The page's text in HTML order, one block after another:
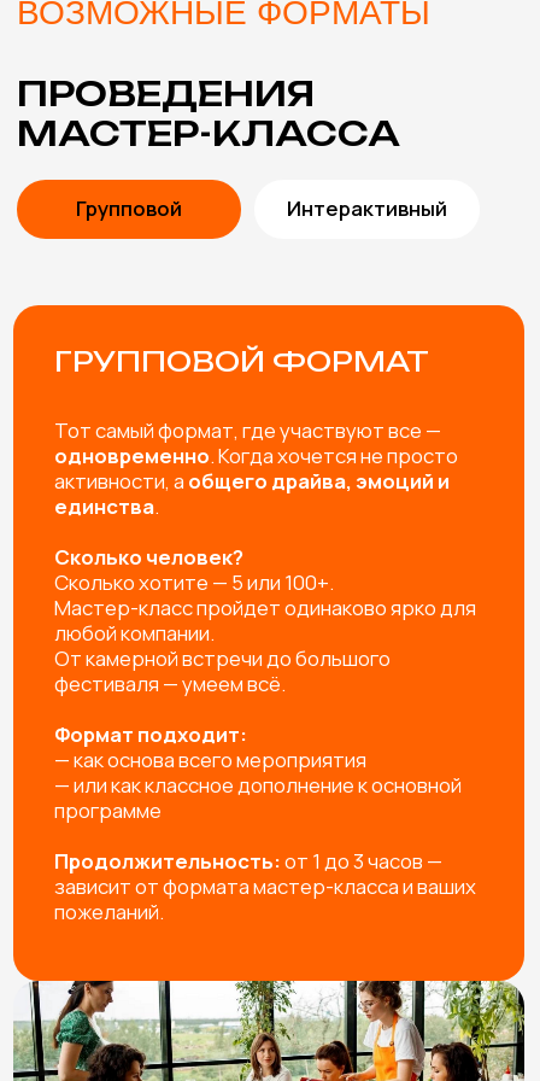
МАСТЕР-КЛАССА
ВКЛЮЧЕНЫ
ПОМОЩЬ В ВЫБОРЕ
Подберем мастер-классы с учетом особенностей
мероприятия и возраста участников. Либо
разработаем эксклюзивный мастер-класс под вашу
Согласуем и учтем все пожелания, от особенностей
материалов и тематики мероприятия до внешнего
вида мастеров.
ИНСТРУМЕНТЫ И
материалы для мастер-класса (с запасом, чтобы
хватило всем желающим)
ВЫЕЗД И РАБОТА МАСТЕРОВ
Профессиональные мастера не только пошагово
расскажут как сделать изделие, но и создадут
помогут каждому участнику.
УПАКОВКА ИЗДЕЛИЙ
Упаковываем готовые изделия в подарочный пакет
или коробочку, чтобы удобно было нести домой и,
при желании, подарить родным и близким
УБОРКА РАБОЧЕГО МЕСТА
Привозим защитную скатерть, фартуки, перчатки, а
после мероприятия убираем за собой рабочее